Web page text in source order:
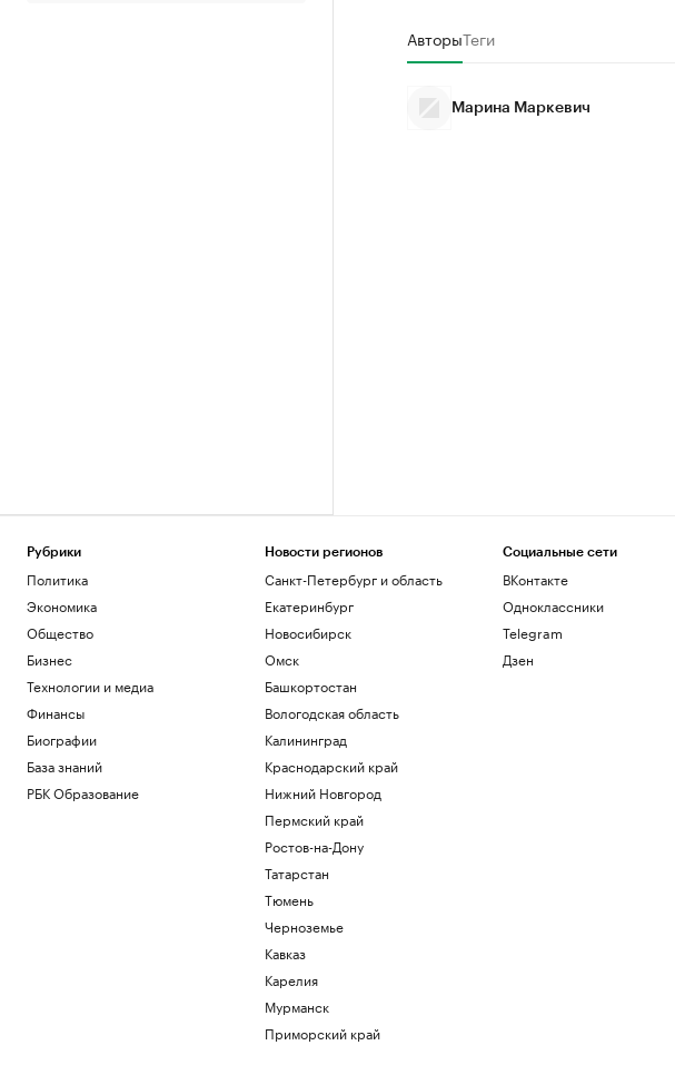
АвторыТеги
Марина Маркевич
Рубрики
Политика
Экономика
Общество
Бизнес
Технологии и медиа
Финансы
Биографии
База знаний
РБК Образование
Новости регионов
Санкт-Петербург и область
Екатеринбург
Новосибирск
Омск
Башкортостан
Вологодская область
Калининград
Краснодарский край
Нижний Новгород
Пермский край
Ростов-на-Дону
Татарстан
Тюмень
Черноземье
Кавказ
Карелия
Мурманск
Приморский край
Социальные сети
ВКонтакте
Одноклассники
Telegram
Дзен